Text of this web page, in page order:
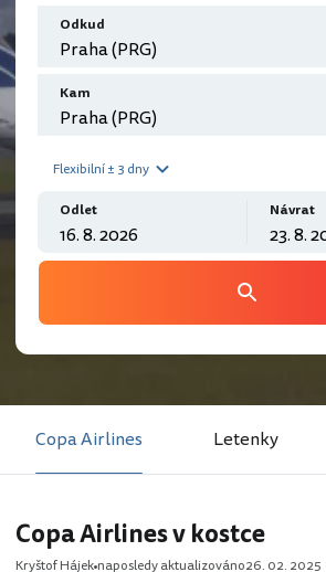
Odkud
Kam
Flexibilní ± 3 dny
Odlet Návrat
Copa Airlines Letenky
Copa Airlines v kostce
Kryštof Hájek naposledy aktualizováno26. 02. 2025